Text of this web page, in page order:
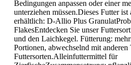
Bedingungen anpassen oder einer
unterziehen müssen.Dieses Futter
erhältlich: D-Allio Plus
FlakesEntdecken Sie unser
und den Laichkegel. Fütterung:
Portionen, abwechselnd mit
Futtersorten.Alleinfuttermittel für